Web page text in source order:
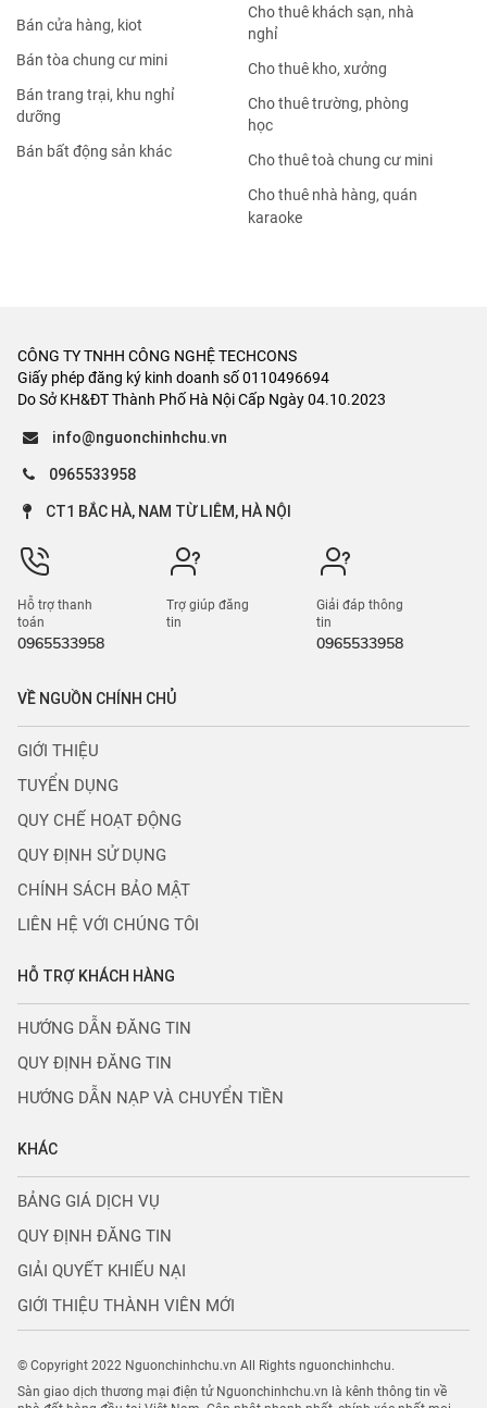
Bán cửa hàng, kiot
Bán tòa chung cư mini
Bán trang trại, khu nghỉ
dưỡng
Bán bất động sản khác
Cho thuê khách sạn, nhà
nghỉ
Cho thuê kho, xưởng
Cho thuê trường, phòng
học
Cho thuê toà chung cư mini
Cho thuê nhà hàng, quán
karaoke
CÔNG TY TNHH CÔNG NGHỆ TECHCONS
Giấy phép đăng ký kinh doanh số 0110496694
Do Sở KH&ĐT Thành Phố Hà Nội Cấp Ngày 04.10.2023
info@nguonchinhchu.vn
0965533958
CT1 BẮC HÀ, NAM TỪ LIÊM, HÀ NỘI
Hỗ trợ thanh
toán
0965533958
Trợ giúp đăng
tin
Giải đáp thông
tin
0965533958
VỀ NGUỒN CHÍNH CHỦ
GIỚI THIỆU
TUYỂN DỤNG
QUY CHẾ HOẠT ĐỘNG
QUY ĐỊNH SỬ DỤNG
CHÍNH SÁCH BẢO MẬT
LIÊN HỆ VỚI CHÚNG TÔI
HỖ TRỢ KHÁCH HÀNG
HƯỚNG DẪN ĐĂNG TIN
QUY ĐỊNH ĐĂNG TIN
HƯỚNG DẪN NẠP VÀ CHUYỂN TIỀN
KHÁC
BẢNG GIÁ DỊCH VỤ
QUY ĐỊNH ĐĂNG TIN
GIẢI QUYẾT KHIẾU NẠI
GIỚI THIỆU THÀNH VIÊN MỚI
© Copyright 2022 Nguonchinhchu.vn All Rights nguonchinhchu.
Sàn giao dịch thương mại điện tử Nguonchinhchu.vn là kênh thông tin về